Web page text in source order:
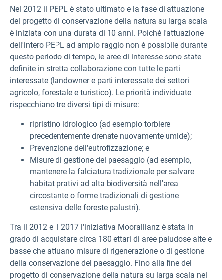
Nel 2012 il PEPL è stato ultimato e la fase di attuazione
del progetto di conservazione della natura su larga scala
è iniziata con una durata di 10 anni. Poiché l'attuazione
dell'intero PEPL ad ampio raggio non è possibile durante
questo periodo di tempo, le aree di interesse sono state
definite in stretta collaborazione con tutte le parti
interessate (landowner e parti interessate dei settori
agricolo, forestale e turistico). Le priorità individuate
rispecchiano tre diversi tipi di misure:
ripristino idrologico (ad esempio torbiere
precedentemente drenate nuovamente umide);
Prevenzione dell'eutrofizzazione; e
Misure di gestione del paesaggio (ad esempio,
mantenere la falciatura tradizionale per salvare
habitat prativi ad alta biodiversità nell'area
circostante o forme tradizionali di gestione
estensiva delle foreste palustri).
Tra il 2012 e il 2017 l'iniziativa Moorallianz è stata in
grado di acquistare circa 180 ettari di aree paludose alte e
basse che attuano misure di rigenerazione o di gestione
della conservazione del paesaggio. Fino alla fine del
progetto di conservazione della natura su larga scala nel